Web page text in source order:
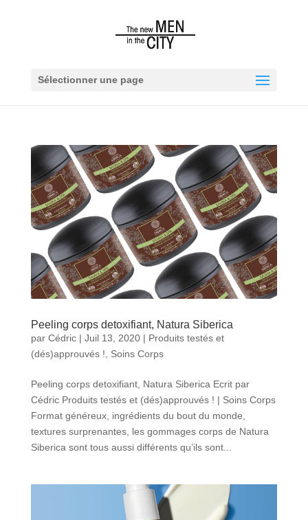
Sélectionner une page
Peeling corps detoxifiant, Natura Siberica
par Cédric| Juil 13, 2020| Produits testés et
(dés)approuvés !
Soins Corps
Peeling corps detoxifiant, Natura Siberica Ecrit par
Cédric Produits testés et (dés)approuvés ! | Soins Corps
Format généreux, ingrédients du bout du monde,
textures surprenantes, les gommages corps de Natura
Siberica sont tous aussi différents qu’ils sont...